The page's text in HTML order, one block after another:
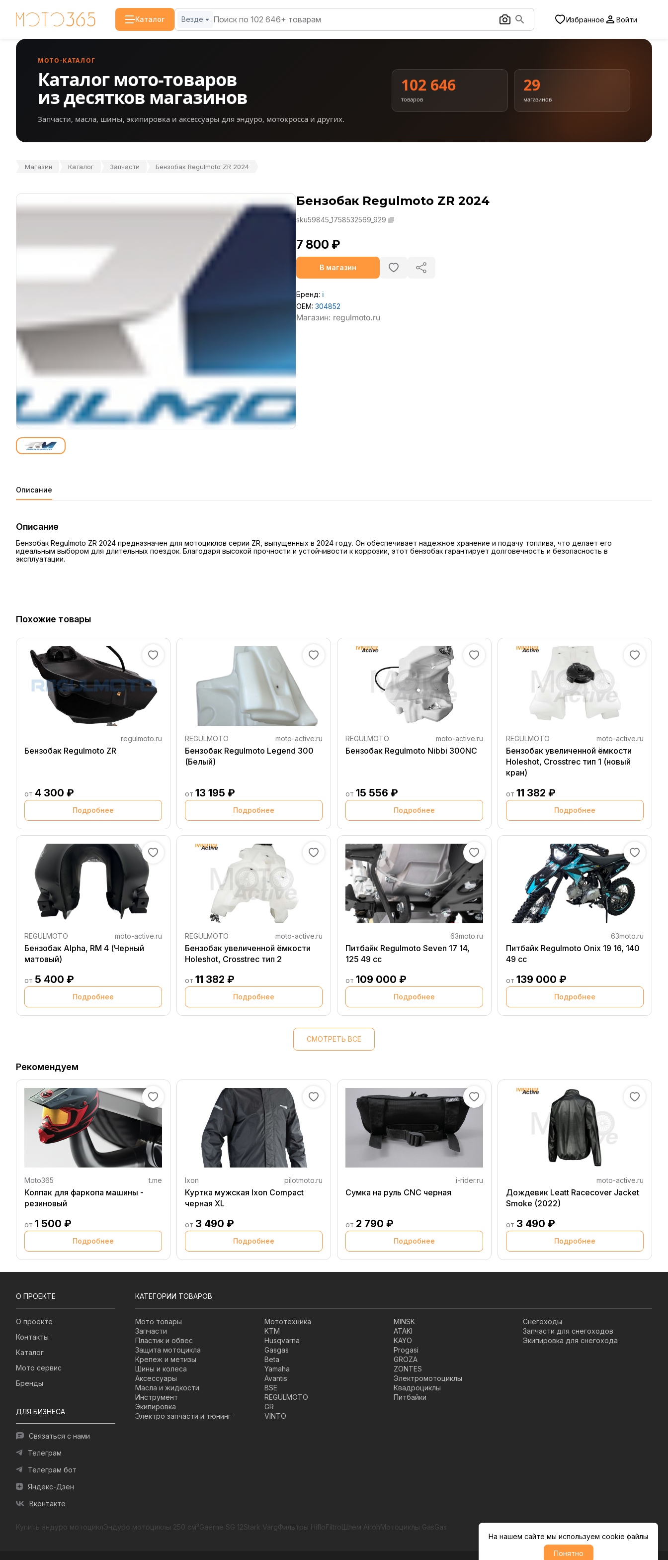
Каталог Везде Избранное Войти
МОТО-КАТАЛОГ
Каталог мото-товаров
из десятков магазинов
Запчасти, масла, шины, экипировка и аксессуары для эндуро, мотокросса и других.
102 646
товаров
29
магазинов
Магазин Каталог Запчасти Бензобак Regulmoto ZR 2024
Бензобак Regulmoto ZR 2024
sku59845_1758532569_929
7 800 ₽
В магазин
Бренд: ℹ️
OEM: 304852
Описание
Описание
Бензобак Regulmoto ZR 2024 предназначен для мотоциклов серии ZR, выпущенных в 2024 году. Он обеспечивает надежное хранение и подачу топлива, что делает его
идеальным выбором для длительных поездок. Благодаря высокой прочности и устойчивости к коррозии, этот бензобак гарантирует долговечность и безопасность в
эксплуатации.
Похожие товары
regulmoto.ru
Бензобак Regulmoto ZR
от 4 300 ₽
Подробнее
REGULMOTO moto-active.ru
Бензобак Regulmoto Legend 300
(Белый)
от 13 195 ₽
Подробнее
REGULMOTO moto-active.ru
Бензобак Regulmoto Nibbi 300NC
от 15 556 ₽
Подробнее
REGULMOTO moto-active.ru
Бензобак увеличенной ёмкости
Holeshot, Crosstrec тип 1 (новый
кран)
от 11 382 ₽
Подробнее
REGULMOTO moto-active.ru
Бензобак Alpha, RM 4 (Черный
матовый)
от 5 400 ₽
Подробнее
REGULMOTO moto-active.ru
Бензобак увеличенной ёмкости
Holeshot, Crosstrec тип 2
от 11 382 ₽
Подробнее
63moto.ru
Питбайк Regulmoto Seven 17 14,
125 49 cc
от 109 000 ₽
Подробнее
63moto.ru
Питбайк Regulmoto Onix 19 16, 140
49 сс
от 139 000 ₽
Подробнее
СМОТРЕТЬ ВСЕ
Рекомендуем
Moto365 t.me
Колпак для фаркопа машины -
резиновый
от 1 500 ₽
Подробнее
Ixon pilotmoto.ru
Куртка мужская Ixon Compact
черная XL
от 3 490 ₽
Подробнее
i-rider.ru
Сумка на руль CNC черная
от 2 790 ₽
Подробнее
moto-active.ru
Дождевик Leatt Racecover Jacket
Smoke (2022)
от 3 490 ₽
Подробнее
О ПРОЕКТЕ
О проекте
Контакты
Каталог
Мото сервис
Бренды
ДЛЯ БИЗНЕСА
Связаться с нами
Телеграм
Телеграм бот
Яндекс-Дзен
Вконтакте
КАТЕГОРИИ ТОВАРОВ
Мото товары
Запчасти
Пластик и обвес
Защита мотоцикла
Крепеж и метизы
Шины и колеса
Аксессуары
Масла и жидкости
Инструмент
Экипировка
Электро запчасти и тюнинг
Мототехника
KTM
Husqvarna
Gasgas
Beta
Yamaha
Avantis
BSE
REGULMOTO
GR
VINTO
MINSK
ATAKI
KAYO
Progasi
GROZA
ZONTES
Электромотоциклы
Квадроциклы
Питбайки
Снегоходы
Запчасти для снегоходов
Экипировка для снегохода
Купить эндуро мотоциклЭндуро мотоциклы 250 см³Gaerne SG 12Stark VargФильтры HifloFiltroШлем AirohМотоциклы GasGas
На нашем сайте мы используем cookie файлы
Понятно